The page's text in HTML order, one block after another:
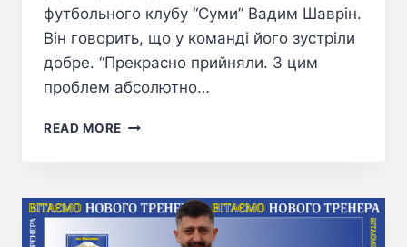
футбольного клубу “Суми” Вадим Шаврін.
Він говорить, що у команді його зустріли
добре. “Прекрасно прийняли. З цим
проблем абсолютно…
READ MORE